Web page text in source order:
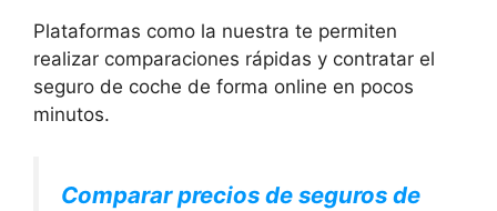
Plataformas como la nuestra te permiten
realizar comparaciones rápidas y contratar el
seguro de coche de forma online en pocos
minutos.
Comparar precios de seguros de